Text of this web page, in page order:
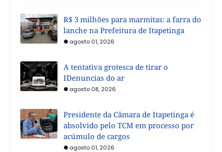
R$ 3 milhões para marmitas: a farra do
lanche na Prefeitura de Itapetinga
agosto 01, 2026
A tentativa grotesca de tirar o
IDenuncias do ar
agosto 08, 2026
Presidente da Câmara de Itapetinga é
absolvido pelo TCM em processo por
acúmulo de cargos
agosto 01, 2026